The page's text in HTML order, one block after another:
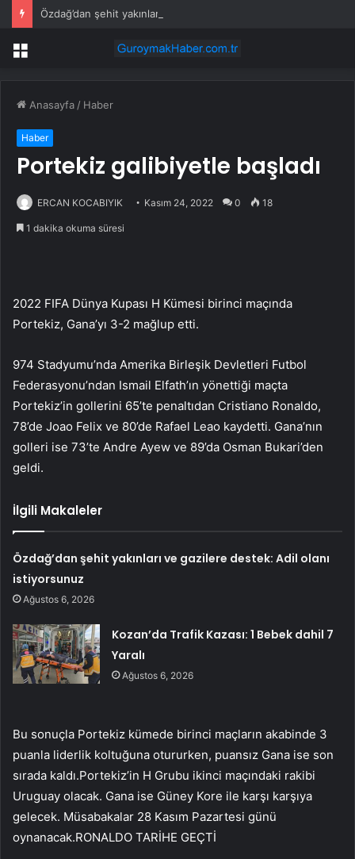
Menü
Anasayfa / Haber
Haber
Portekiz galibiyetle başladı
ERCAN KOCABIYIK Kasım 24, 2022 0 18
1 dakika okuma süresi
2022 FIFA Dünya Kupası H Kümesi birinci maçında
Portekiz, Gana’yı 3-2 mağlup etti.
974 Stadyumu’nda Amerika Birleşik Devletleri Futbol
Federasyonu’ndan Ismail Elfath’ın yönettiği maçta
Portekiz’in gollerini 65’te penaltıdan Cristiano Ronaldo,
78’de Joao Felix ve 80’de Rafael Leao kaydetti. Gana’nın
golleri ise 73’te Andre Ayew ve 89’da Osman Bukari’den
geldi.
İlgili Makaleler
Özdağ’dan şehit yakınları ve gazilere destek: Adil olanı
istiyorsunuz
Ağustos 6, 2026
Kozan’da Trafik Kazası: 1 Bebek dahil 7
Yaralı
Ağustos 6, 2026
Bu sonuçla Portekiz kümede birinci maçların akabinde 3
puanla liderlik koltuğuna otururken, puansız Gana ise son
sırada kaldı.Portekiz’in H Grubu ikinci maçındaki rakibi
Uruguay olacak. Gana ise Güney Kore ile karşı karşıya
gelecek. Müsabakalar 28 Kasım Pazartesi günü
oynanacak.RONALDO TARİHE GEÇTİ